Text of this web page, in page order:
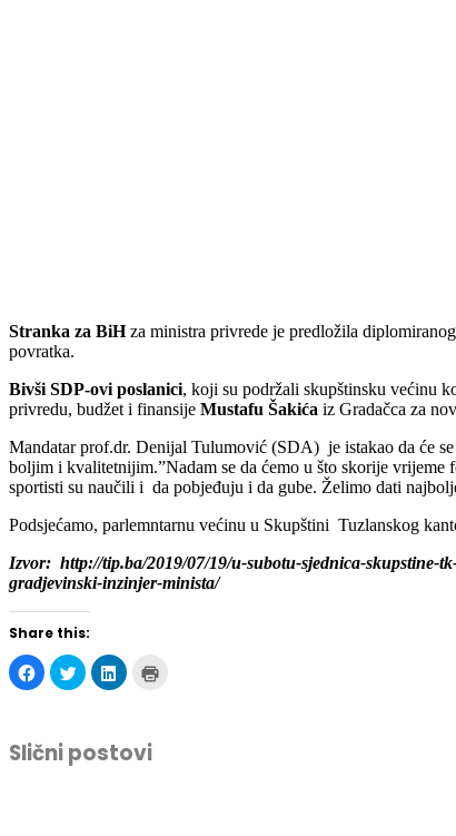
Stranka za BiHza ministra privrede je predložila
povratka.
Bivši SDP-ovi poslanici, koji su podržali skupštinsku većinu
privredu, budžet i finansije Mustafu Šakića iz Gradačca za
Mandatar prof.dr. Denijal Tulumović (SDA) je istakao da će
boljim i kvalitetnijim.”Nadam se da ćemo u što skorije vrijeme
sportisti su naučili i da pobjeđuju i da gube. Želimo dati
Podsjećamo, parlemntarnu većinu u Skupštini Tuzlanskog
Izvor: http://tip.ba/2019/07/19/u-subotu-sjednica-skupstine-
gradjevinski-inzinjer-minista/
Share this:
Click
to
share
in
new
Click
to
share
in
new
Click
to
in
new
Slični postovi